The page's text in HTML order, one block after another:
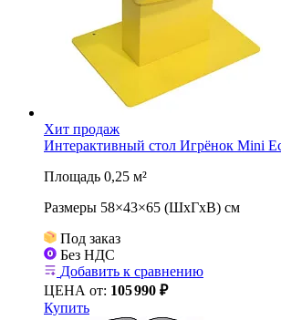
Хит продаж
Интерактивный стол Игрёнок Mini
Площадь 0,25 м²
Размеры 58×43×65 (ШхГхВ) см
Под заказ
Без НДС
Добавить к сравнению
ЦЕНА от: 105990 ₽
Купить